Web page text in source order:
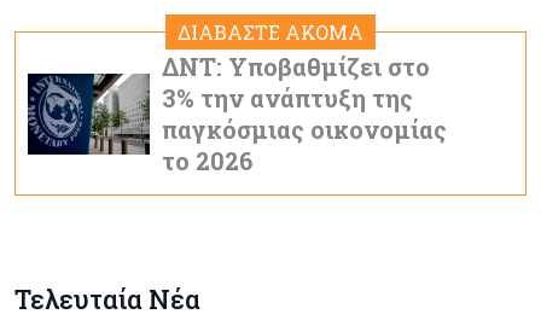
ΔΙΑΒΑΣΤΕ ΑΚΟΜΑ
ΔΝΤ: Υποβαθμίζει στο
3% την ανάπτυξη της
παγκόσμιας οικονομίας
το 2026
Τελευταία Νέα